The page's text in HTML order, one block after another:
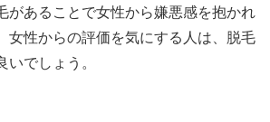
があることで女性から嫌悪感を抱かれ
女性からの評価を気にする人は、脱毛
いでしょう。